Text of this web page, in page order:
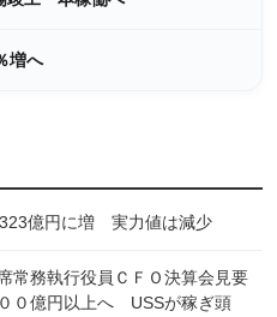
増へ
億円に増 実力値は減少
常務執行役員ＣＦＯ決算会見要
０億円以上へ USSが稼ぎ頭